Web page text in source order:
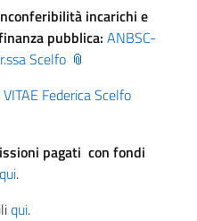
incarichi e
pubblica: ANBSC-
Scelfo
Federica Scelfo
pagati con fondi
qui.
qui.